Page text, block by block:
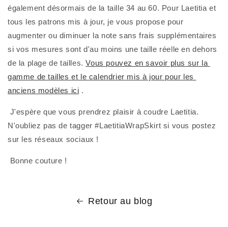
également désormais de la taille 34 au 60. Pour Laetitia et
tous les patrons mis à jour, je vous propose pour
augmenter ou diminuer la note sans frais supplémentaires
si vos mesures sont d'au moins une taille réelle en dehors
de la plage de tailles. Vous pouvez en savoir plus sur la
gamme de tailles et le calendrier mis à jour pour les
anciens modèles ici .
N'oubliez pas de tagger #LaetitiaWrapSkirt si vous postez
sur les réseaux sociaux !
Bonne couture !
Retour au blog